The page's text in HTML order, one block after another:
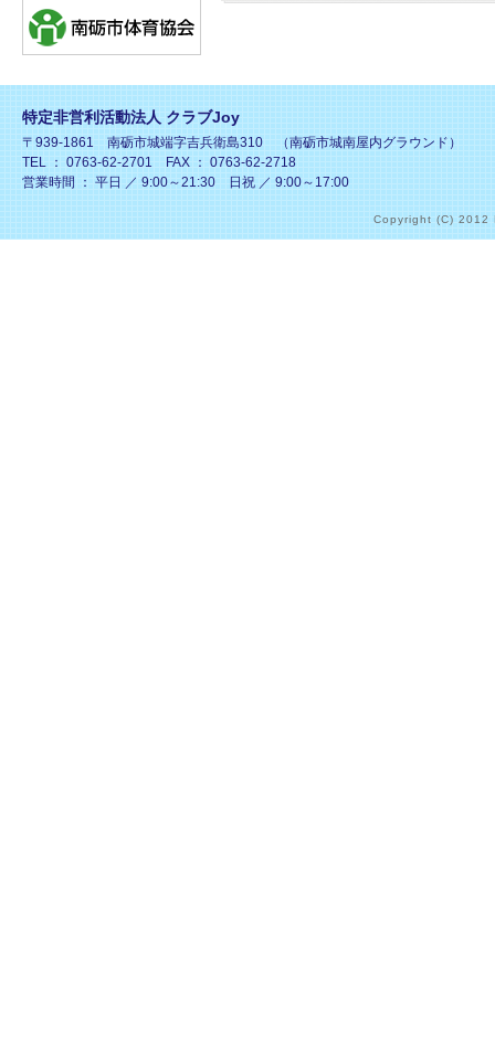
特定非営利活動法人 クラブJoy
〒939-1861 南砺市城端字吉兵衛島310 （南砺市城南屋内グラウンド）
TEL ： 0763-62-2701 FAX ： 0763-62-2718
営業時間 ： 平日 ／ 9:00～21:30 日祝 ／ 9:00～17:00
Copyright (C) 2012